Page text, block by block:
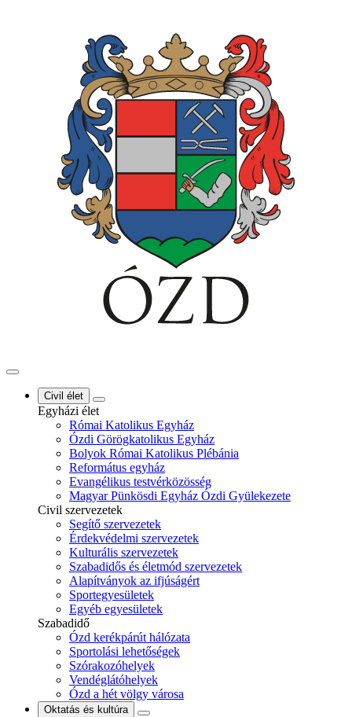
Civil élet
Egyházi élet
Római Katolikus Egyház
Ózdi Görögkatolikus Egyház
Bolyok Római Katolikus Plébánia
Református egyház
Evangélikus testvérközösség
Magyar Pünkösdi Egyház Ózdi Gyülekezete
Civil szervezetek
Segítő szervezetek
Érdekvédelmi szervezetek
Kulturális szervezetek
Szabadidős és életmód szervezetek
Alapítványok az ifjúságért
Sportegyesületek
Egyéb egyesületek
Szabadidő
Ózd kerékpárút hálózata
Sportolási lehetőségek
Szórakozóhelyek
Vendéglátóhelyek
Ózd a hét völgy városa
Oktatás és kultúra